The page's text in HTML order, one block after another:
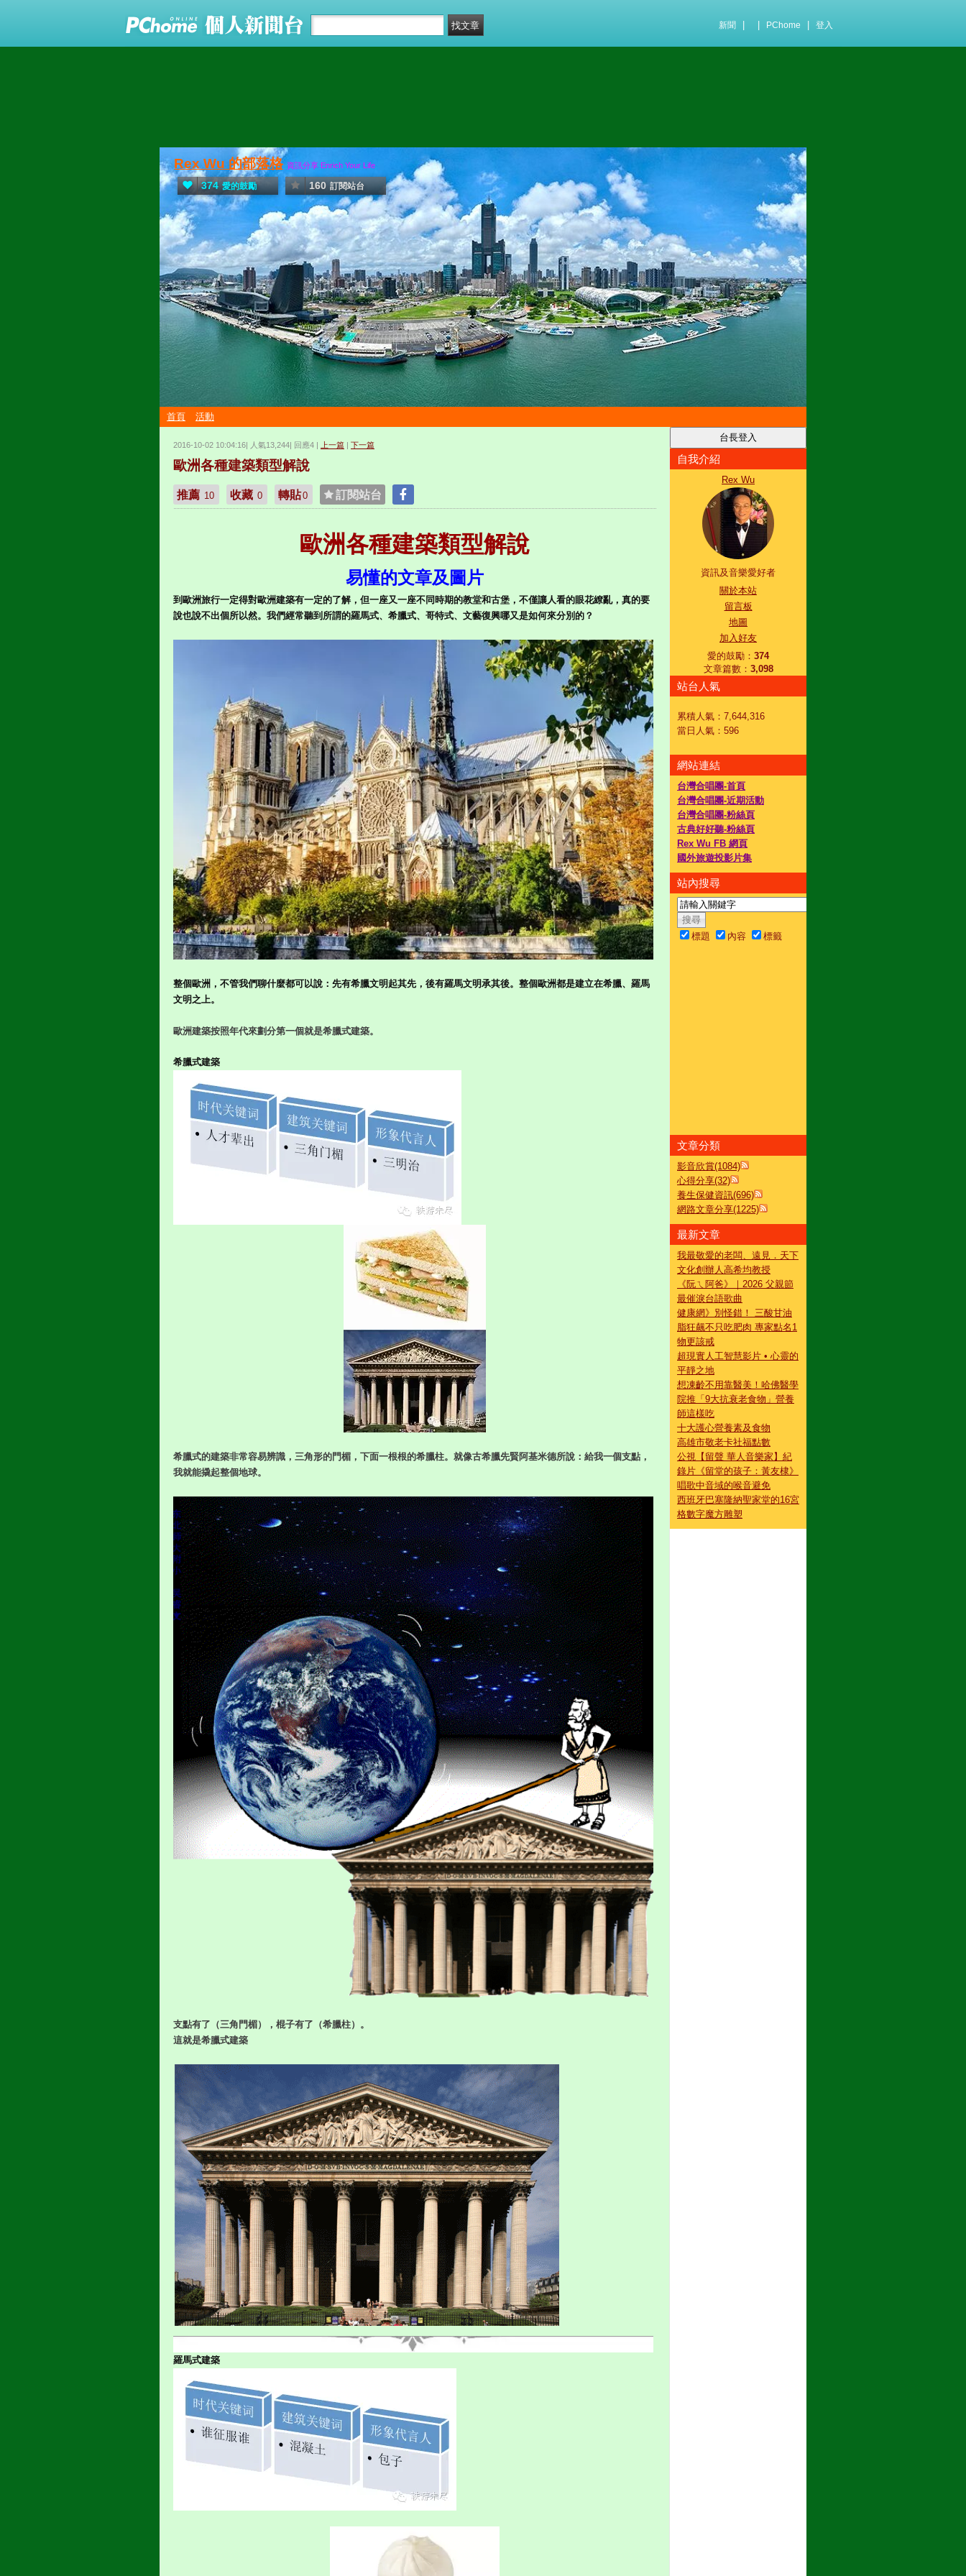
新聞 PChome 登入
Rex Wu 的部落格 資訊分享 Enrich Your Life
374 愛的鼓勵 160 訂閱站台
首頁 活動
2016-10-02 10:04:16| 人氣13,244| 回應4 | 上一篇 | 下一篇
歐洲各種建築類型解說
推薦 10 收藏 0 轉貼0 訂閱站台
歐洲各種建築類型解說
易懂的文章及圖片
到歐洲旅行一定得對歐洲建築有一定的了解，但一座又一座不同時期的教堂和古堡，不僅讓人看的眼花繚亂，真的要
說也說不出個所以然。 我們經常聽到所謂的羅馬式、希臘式、哥特式、文藝復興哪又是如何來分別的？
整個歐洲，不管我們聊什麼都可以說：先有希臘文明起其先，後有羅馬文明承其後。 整個歐洲都是建立在希臘、羅馬
文明之上。
歐洲建築按照年代來劃分第一個就是希臘式建築。
希臘式建築
希臘式的建築非常容易辨識，三角形的門楣，下面一根根的希臘柱。 就像古希臘先賢阿基米德所說：給我一個支點，
我就能撬起整個地球。
支點有了（三角門楣），棍子有了（希臘柱）。
這就是希臘式建築
羅馬式建築
自我介紹
Rex Wu
資訊及音樂愛好者
關於本站
留言板
地圖
加入好友
愛的鼓勵： 374
文章篇數： 3,098
站台人氣
累積人氣： 7,644,316
當日人氣： 596
網站連結
台灣合唱團-首頁
台灣合唱團-近期活動
台灣合唱團-粉絲頁
古典好好聽-粉絲頁
Rex Wu FB 網頁
國外旅遊投影片集
站內搜尋
標題 內容 標籤
文章分類
影音欣賞(1084)
心得分享(32)
養生保健資訊(696)
網路文章分享(1225)
最新文章
我最敬愛的老闆、遠見．天下
文化創辦人高希均教授
《阮ㄟ阿爸》｜2026 父親節
最催淚台語歌曲
健康網》別怪錯！ 三酸甘油
脂狂飆不只吃肥肉 專家點名1
物更該戒
超現實人工智慧影片 • 心靈的
平靜之地
想凍齡不用靠醫美！哈佛醫學
院推「9大抗衰老食物」營養
師這樣吃
十大護心營養素及食物
高雄市敬老卡社福點數
公視【留聲 華人音樂家】紀
錄片《留堂的孩子：黃友棣》
唱歌中音域的喉音避免
西班牙巴塞隆納聖家堂的16宮
格數字魔方雕塑